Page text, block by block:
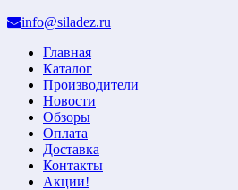
info@siladez.ru
Главная
Каталог
Производители
Новости
Обзоры
Оплата
Доставка
Контакты
Акции!